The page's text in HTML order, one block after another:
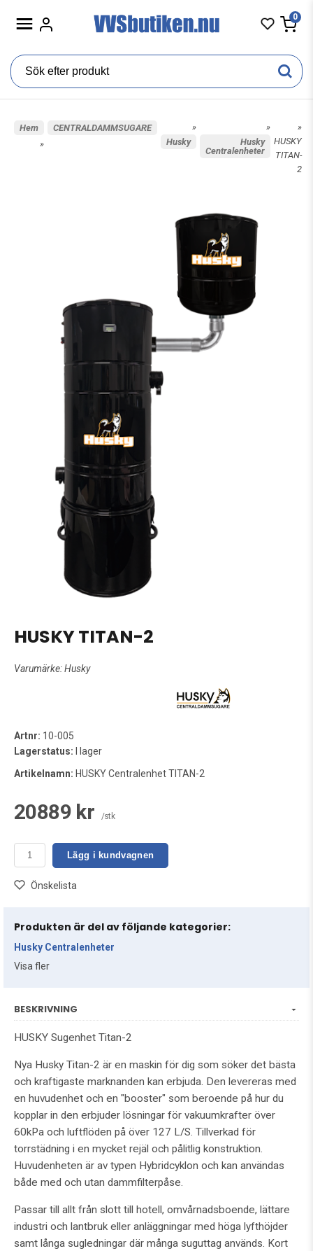
0
Hem
»
CENTRALDAMMSUGARE
»
Husky
»
Husky
Centralenheter
»
HUSKY
TITAN-
2
HUSKY TITAN-2
Varumärke:Husky
Artnr: 10-005
Lagerstatus: I lager
Artikelnamn: HUSKY Centralenhet TITAN-2
20889 kr /stk
Lägg i kundvagnen
Önskelista
Produkten är del av följande kategorier:
Husky Centralenheter
Visa fler
BESKRIVNING
HUSKY Sugenhet Titan-2
Nya Husky Titan-2 är en maskin för dig som söker det bästa
och kraftigaste marknanden kan erbjuda. Den levereras med
en huvudenhet och en "booster" som beroende på hur du
kopplar in den erbjuder lösningar för vakuumkrafter över
60kPa och luftflöden på över 127 L/S. Tillverkad för
torrstädning i en mycket rejäl och pålitlig konstruktion.
Huvudenheten är av typen Hybridcyklon och kan användas
både med och utan dammfilterpåse.
Passar till allt från slott till hotell, omvårnadsboende, lättare
industri och lantbruk eller anläggningar med höga lyfthöjder
samt långa sugledningar där många suguttag används. Kort